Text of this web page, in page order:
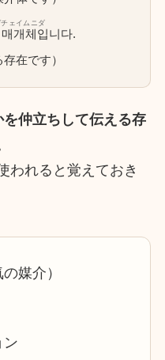
개체입니다.
ェイムニダ
在です）
を仲立ちして伝える存
われると覚えておき
媒介）
ン